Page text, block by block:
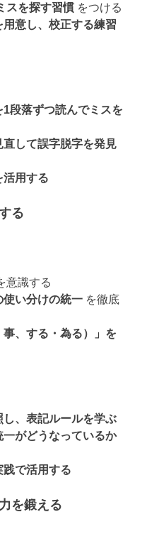
スを探す習慣 をつける
意し、校正する練習
段落ずつ読んでミスを
して誤字脱字を発見
活用する
る
意識する
い分けの統一 を徹底
、する・為る）」を
し、表記ルールを学ぶ
がどうなっているか
で活用する
を鍛える